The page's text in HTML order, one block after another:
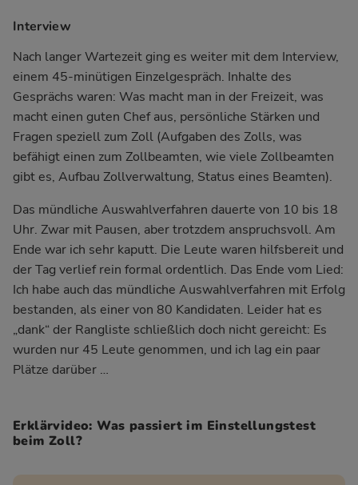
Interview
Nach langer Wartezeit ging es weiter mit dem Interview,
einem 45-minütigen Einzelgespräch. Inhalte des
Gesprächs waren: Was macht man in der Freizeit, was
macht einen guten Chef aus, persönliche Stärken und
Fragen speziell zum Zoll (Aufgaben des Zolls, was
befähigt einen zum Zollbeamten, wie viele Zollbeamten
gibt es, Aufbau Zollverwaltung, Status eines Beamten).
Das mündliche Auswahlverfahren dauerte von 10 bis 18
Uhr. Zwar mit Pausen, aber trotzdem anspruchsvoll. Am
Ende war ich sehr kaputt. Die Leute waren hilfsbereit und
der Tag verlief rein formal ordentlich. Das Ende vom Lied:
Ich habe auch das mündliche Auswahlverfahren mit Erfolg
bestanden, als einer von 80 Kandidaten. Leider hat es
„dank“ der Rangliste schließlich doch nicht gereicht: Es
wurden nur 45 Leute genommen, und ich lag ein paar
Plätze darüber …
Erklärvideo: Was passiert im Einstellungstest
beim Zoll?